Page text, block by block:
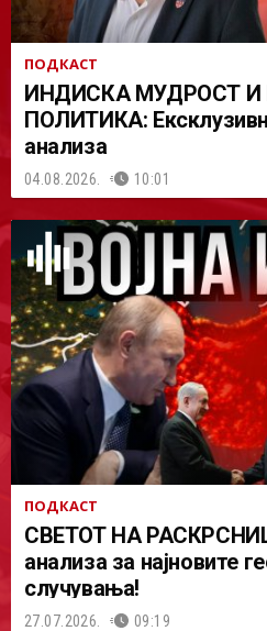
ПОДКАСТ
ИНДИСКА МУДРОСТ
ПОЛИТИКА:
анализа
04.08.2026. 10:01
ПОДКАСТ
СВЕТОТ НА
анализа за најновите
случувања!
27.07.2026. 09:19